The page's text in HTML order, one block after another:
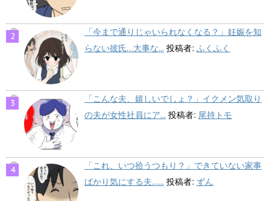
「今まで通りじゃいられなくなる？」妊娠を知
らない彼氏…大事な... 投稿者: ふくふく
「こんな夫、嬉しいでしょ？」イクメン気取り
の夫が女性社員にア... 投稿者: 尾持トモ
「これ、いつ拾うつもり？」できていない家事
ばかり気にする夫…... 投稿者: ずん